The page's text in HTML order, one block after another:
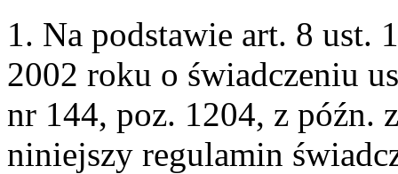
1. Na podstawie art. 8 ust.
2002 roku o świadczeniu
nr 144, poz. 1204, z późn.
niniejszy regulamin